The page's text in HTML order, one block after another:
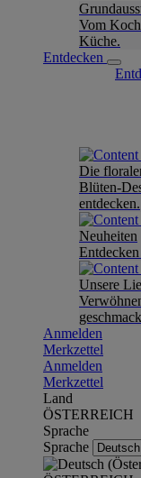
Vom
Küche.
Entdecken
Die
Blüten-
entdecken.
Neuheiten
Unsere
Anmelden
Merkzettel
Anmelden
Merkzettel
Land
ÖSTERREICH
Sprache
Sprache